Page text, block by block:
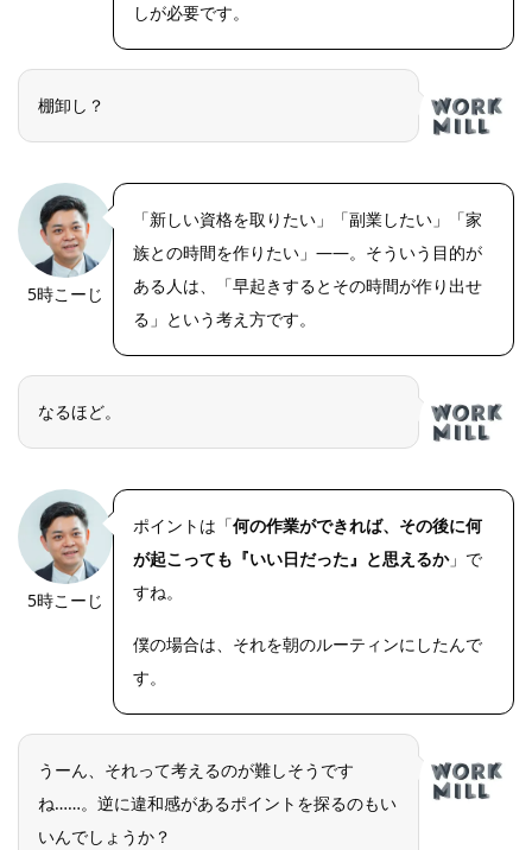
しが必要です。
棚卸し？
5時こーじ
「新しい資格を取りたい」「副業したい」「家
族との時間を作りたい」――。そういう目的が
ある人は、「早起きするとその時間が作り出せ
る」という考え方です。
なるほど。
5時こーじ
ポイントは「何の作業ができれば、その後に何
が起こっても『いい日だった』と思えるか」で
すね。
僕の場合は、それを朝のルーティンにしたんで
す。
うーん、それって考えるのが難しそうです
ね……。逆に違和感があるポイントを探るのもい
いんでしょうか？